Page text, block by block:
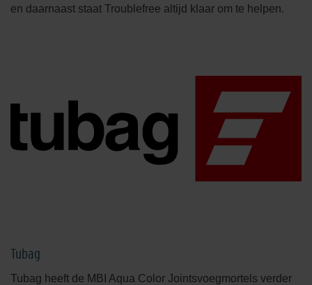
en daarnaast staat Troublefree altijd klaar om te helpen.
Tubag
Tubag heeft de MBI Aqua Color Jointsvoegmortels verder